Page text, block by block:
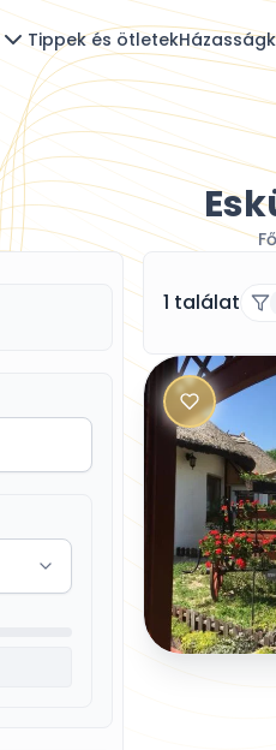
Tippek és ötletek
1 találat